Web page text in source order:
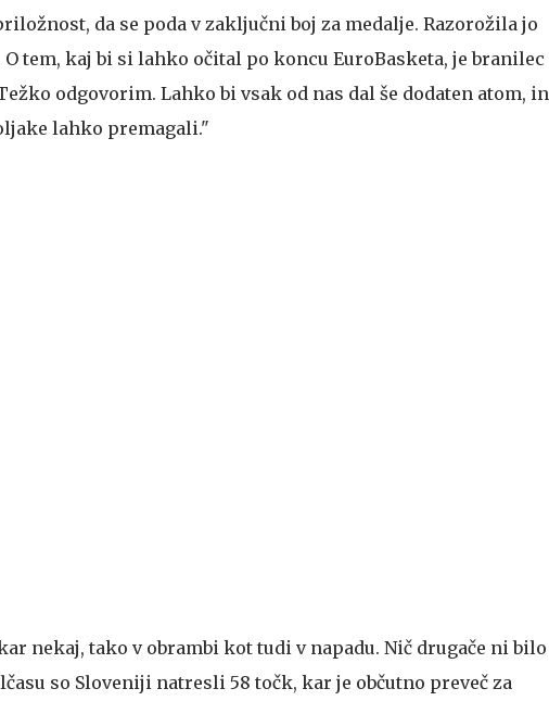
da se poda v zaključni boj za medalje. Razorožila jo
tem, kaj bi si lahko očital po koncu EuroBasketa, je branilec
odgovorim. Lahko bi vsak od nas dal še dodaten atom, in
lahko premagali."
nekaj, tako v obrambi kot tudi v napadu. Nič drugače ni bilo
so Sloveniji natresli 58 točk, kar je občutno preveč za